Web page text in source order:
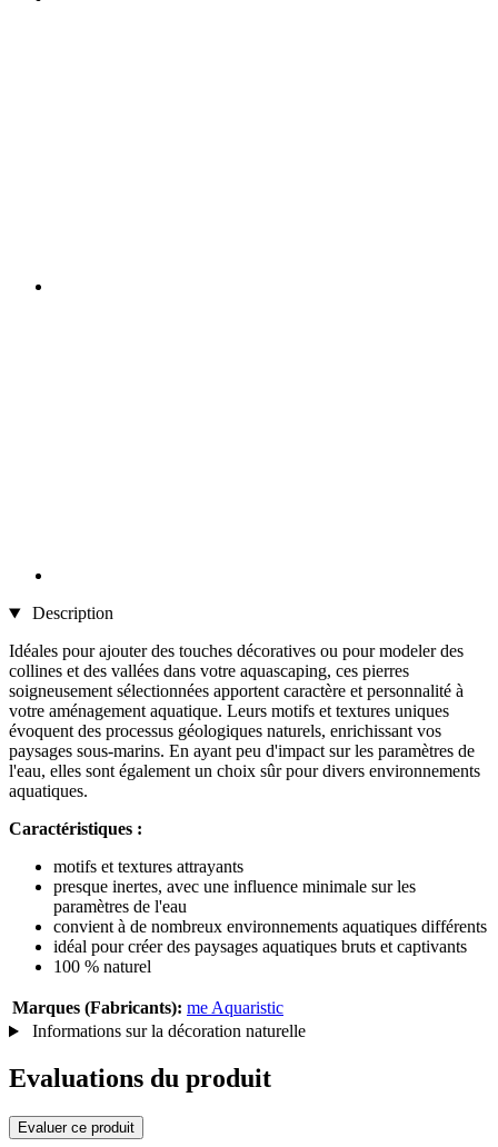
Description
Idéales pour ajouter des touches décoratives ou pour modeler des
collines et des vallées dans votre aquascaping, ces pierres
soigneusement sélectionnées apportent caractère et personnalité à
votre aménagement aquatique. Leurs motifs et textures uniques
évoquent des processus géologiques naturels, enrichissant vos
paysages sous-marins. En ayant peu d'impact sur les paramètres de
l'eau, elles sont également un choix sûr pour divers environnements
aquatiques.
Caractéristiques :
motifs et textures attrayants
presque inertes, avec une influence minimale sur les
paramètres de l'eau
convient à de nombreux environnements aquatiques différents
idéal pour créer des paysages aquatiques bruts et captivants
100 % naturel
Marques (Fabricants): me Aquaristic
Informations sur la décoration naturelle
Evaluations du produit
Evaluer ce produit